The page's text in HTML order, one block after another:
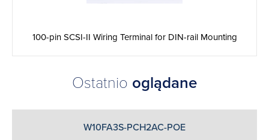
100-pin SCSI-II Wiring Terminal for DIN-rail Mounting
Ostatnio oglądane
W10FA3S-PCH2AC-POE